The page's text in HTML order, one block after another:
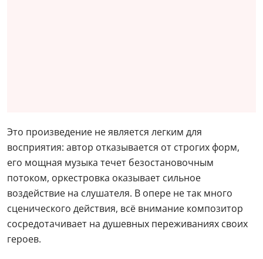
Это произведение не является легким для
восприятия: автор отказывается от строгих форм,
его мощная музыка течет безостановочным
потоком, оркестровка оказывает сильное
воздействие на слушателя. В опере не так много
сценического действия, всё внимание композитор
сосредотачивает на душевных переживаниях своих
героев.